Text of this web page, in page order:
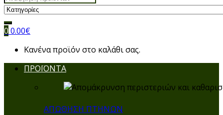
for:
0 0.00€
Κανένα προϊόν στο καλάθι σας.
ΠΡΟΪΟΝΤΑ
ΑΠΩΘΗΣΗ ΠΤΗΝΩΝ